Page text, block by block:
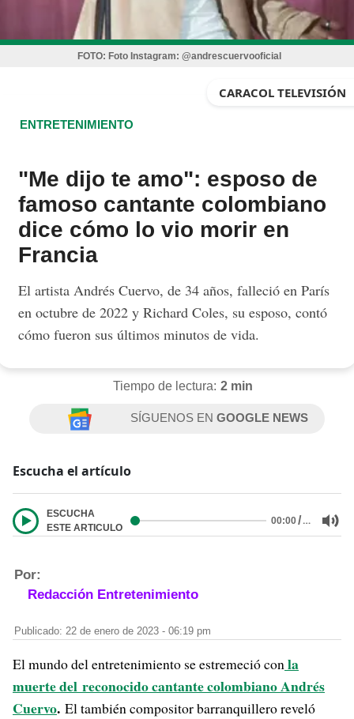
FOTO: Foto Instagram: @andrescuervooficial
CARACOL TELEVISIÓN
ENTRETENIMIENTO
"Me dijo te amo": esposo de
famoso cantante colombiano
dice cómo lo vio morir en
Francia
El artista Andrés Cuervo, de 34 años, falleció en París
en octubre de 2022 y Richard Coles, su esposo, contó
cómo fueron sus últimos minutos de vida.
Tiempo de lectura: 2 min
SÍGUENOS ENGOOGLE NEWS
Escucha el artículo
ESCUCHA
ESTE ARTICULO
00:00/…
Por:
Redacción Entretenimiento
Publicado: 22 de enero de 2023 - 06:19 pm
El mundo del entretenimiento se estremeció conla
muerte del reconocido cantante colombiano Andrés
Cuervo. El también compositor barranquillero reveló